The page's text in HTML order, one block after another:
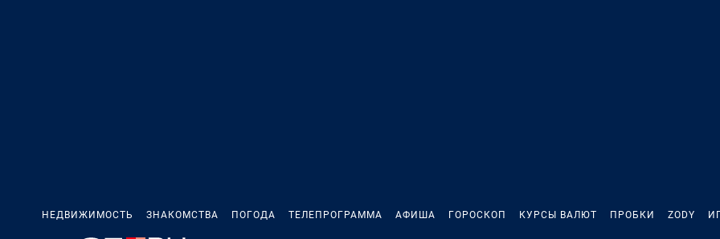
НЕДВИЖИМОСТЬ ЗНАКОМСТВА ПОГОДА ТЕЛЕПРОГРАММА АФИША ГОРОСКОП КУРСЫ ВАЛЮТ ПРОБКИ ZODY